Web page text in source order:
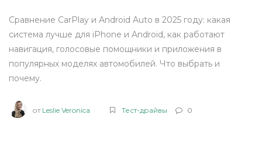
Сравнение CarPlay и Android Auto в 2025 году: какая
система лучше для iPhone и Android, как работают
навигация, голосовые помощники и приложения в
популярных моделях автомобилей. Что выбрать и
почему.
от Leslie Veronica Тест-драйвы 0